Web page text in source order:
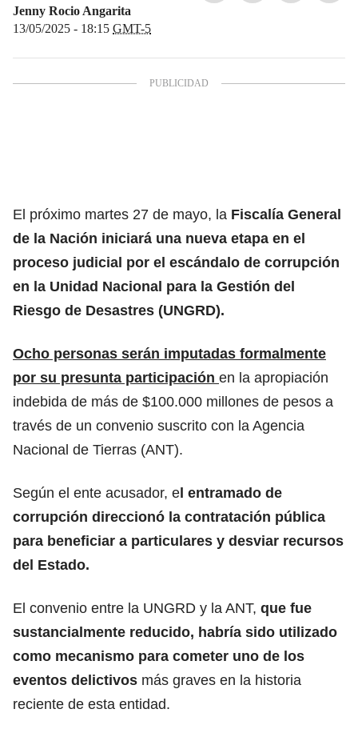
Jenny Rocio Angarita
13/05/2025 - 18:15 GMT-5
El próximo martes 27 de mayo, la Fiscalía General
de la Nación iniciará una nueva etapa en el
proceso judicial por el escándalo de corrupción
en la Unidad Nacional para la Gestión del
Riesgo de Desastres (UNGRD).
Ocho personas serán imputadas formalmente
por su presunta participación en la apropiación
indebida de más de $100.000 millones de pesos a
través de un convenio suscrito con la Agencia
Nacional de Tierras (ANT).
Según el ente acusador, el entramado de
corrupción direccionó la contratación pública
para beneficiar a particulares y desviar recursos
del Estado.
El convenio entre la UNGRD y la ANT, que fue
sustancialmente reducido, habría sido utilizado
como mecanismo para cometer uno de los
eventos delictivos más graves en la historia
reciente de esta entidad.